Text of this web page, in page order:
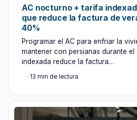
AC nocturno + tarifa
que reduce la factura de
40%
Programar el AC para enfriar la
mantener con persianas durante
indexada reduce la factura…
13 min de lectura